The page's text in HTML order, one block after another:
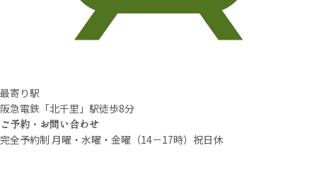
最寄り駅
阪急電鉄「北千里」駅徒歩8分
ご予約・お問い合わせ
完全予約制 月曜・水曜・金曜（14－17時）祝日休